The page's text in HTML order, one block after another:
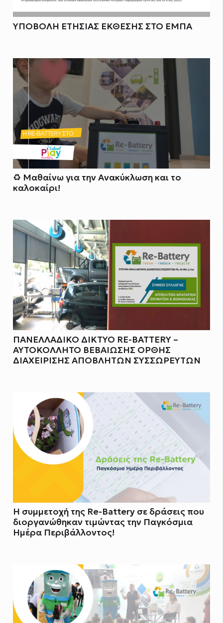
ΥΠΟΒΟΛΗ ΕΤΗΣΙΑΣ ΕΚΘΕΣΗΣ ΣΤΟ ΕΜΠΑ
♻️ Μαθαίνω για την Ανακύκλωση και το
καλοκαίρι!
ΠΑΝΕΛΛΑΔΙΚΟ ΔΙΚΤΥΟ RE-BATTERY –
ΑΥΤΟΚΟΛΛΗΤΟ ΒΕΒΑΙΩΣΗΣ ΟΡΘΗΣ
ΔΙΑΧΕΙΡΙΣΗΣ ΑΠΟΒΛΗΤΩΝ ΣΥΣΣΩΡΕΥΤΩΝ
Η συμμετοχή της Re-Battery σε δράσεις που
διοργανώθηκαν τιμώντας την Παγκόσμια
Ημέρα Περιβάλλοντος!